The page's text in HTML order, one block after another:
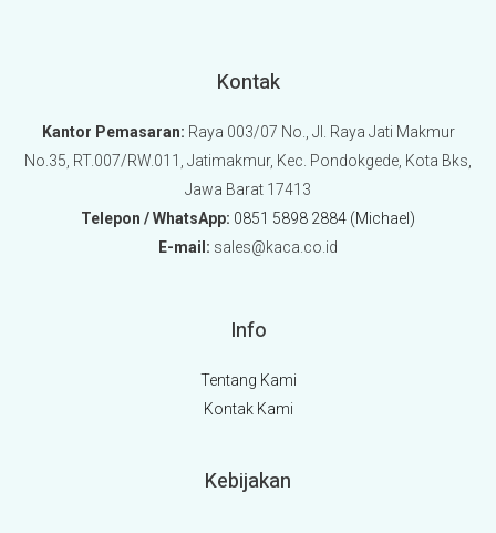
Kontak
Kantor Pemasaran: Raya 003/07 No., Jl. Raya Jati Makmur
No.35, RT.007/RW.011, Jatimakmur, Kec. Pondokgede, Kota Bks,
Jawa Barat 17413
Telepon / WhatsApp: 0851 5898 2884 (Michael)
E-mail: sales@kaca.co.id
Info
Tentang Kami
Kontak Kami
Kebijakan